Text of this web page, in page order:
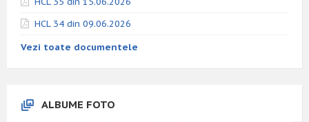
HCL 34 din 09.06.2026
Vezi toate documentele
ALBUME FOTO